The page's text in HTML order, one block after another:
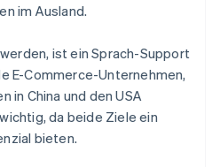
im Ausland.
ist ein Sprach-Support
E-Commerce-Unternehmen,
in China und den USA
da beide Ziele ein
bieten.